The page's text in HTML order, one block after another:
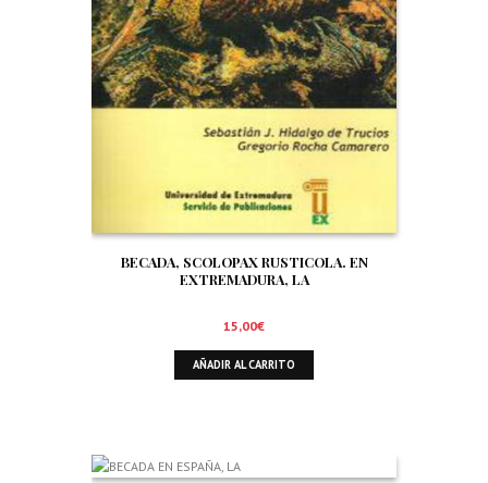
BECADA, SCOLOPAX RUSTICOLA. EN
EXTREMADURA, LA
15,00€
AÑADIR AL CARRITO